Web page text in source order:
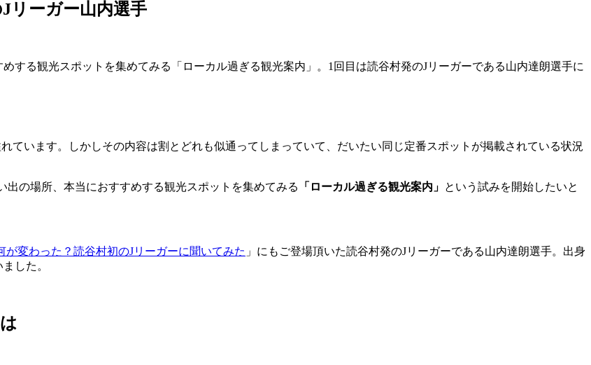
ーガー山内選手
する観光スポットを集めてみる「ローカル過ぎる観光案内」。1回目は読谷村発のJリーガーである山内達朗選手に
ています。しかしその内容は割とどれも似通ってしまっていて、だいたい同じ定番スポットが掲載されている状況
出の場所、本当におすすめする観光スポットを集めてみる 「ローカル過ぎる観光案内」 という試みを開始したいと
変わった？読谷村初のJリーガーに聞いてみた 」にもご登場頂いた読谷村発のJリーガーである山内達朗選手。出身
した。